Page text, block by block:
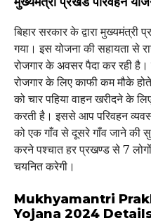
बिहार सरकार के द्वारा
गया। इस योजना की सहायता से
रोजगार के अवसर पैदा कर रही
रोजगार के लिए काफी कम मौके
को चार पहिया वाहन खरीदने के
करती है। इससे आप परिवहन
को एक गाँव से दूसरे गाँव जाने की
करने पश्चात हर प्रखण्ड से 7
चयनित करेगी।
Mukhyamantri
Yojana 2024